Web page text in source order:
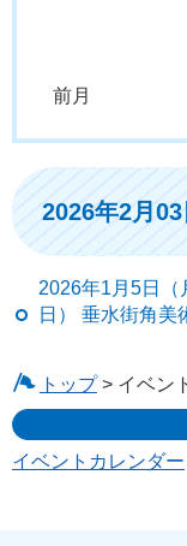
前月
2026年2月
2026年1月5日（
日） 垂水街角美
トップ> イベン
イベントカレンダー